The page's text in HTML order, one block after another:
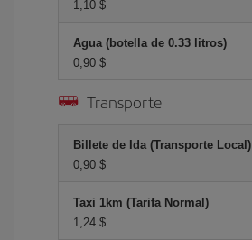
1,10 $
Agua (botella de 0.33 litros)
0,90 $
Transporte
Billete de Ida (Transporte Local)
0,90 $
Taxi 1km (Tarifa Normal)
1,24 $